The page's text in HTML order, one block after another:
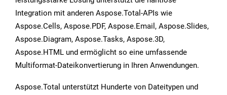
Integration mit anderen Aspose.Total-APIs wie
Aspose.Cells, Aspose.PDF, Aspose.Email, Aspose.Slides,
Aspose.Diagram, Aspose.Tasks, Aspose.3D,
Aspose.HTML und ermöglicht so eine umfassende
Multiformat-Dateikonvertierung in Ihren Anwendungen.
Aspose.Total unterstützt Hunderte von Dateitypen und